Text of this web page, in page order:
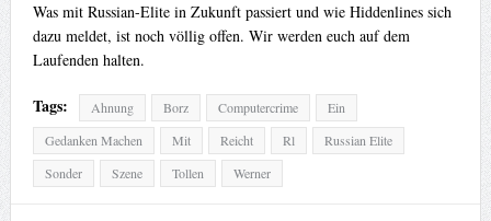
Was mit Russian-Elite in Zukunft passiert und wie Hiddenlines sich
dazu meldet, ist noch völlig offen. Wir werden euch auf dem
Laufenden halten.
Tags: Ahnung Borz Computercrime
Ein
Gedanken Machen
Mit Reicht Rl
Russian Elite
Sonder
Szene Tollen Werner